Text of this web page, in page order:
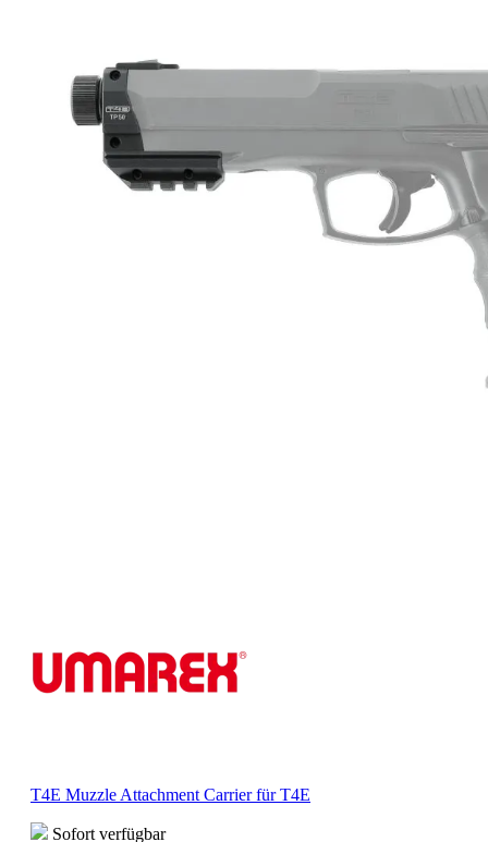
T4E Muzzle Attachment Carrier für T4E
Sofort verfügbar